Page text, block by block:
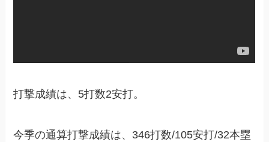
打撃成績は、5打数2安打。
今季の通算打撃成績は、346打数/105安打/32本塁